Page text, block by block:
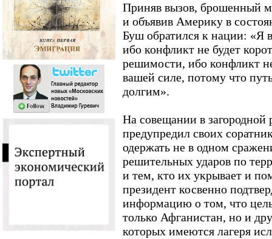
Приняв вызов, брошенный
и объявив Америку в
Буш обратился к нации: «Я
ибо конфликт не будет
решимости, ибо конфликт
вашей силе, потому что
долгим».
На совещании в
предупредил своих
одержать не в одном
решительных ударов по
и тем, кто их укрывает и
президент косвенно
информацию о том, что
только Афганистан, но и
которых имеются лагеря